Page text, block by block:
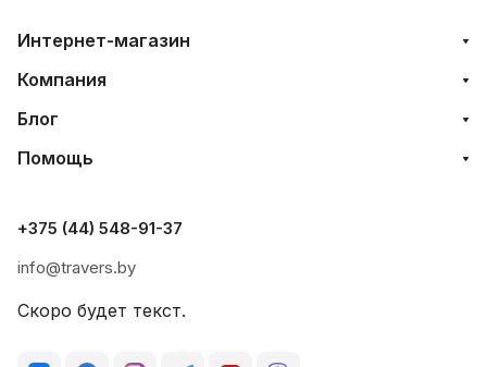
Интернет-магазин
Компания
Блог
Помощь
+375 (44) 548-91-37
info@travers.by
Скоро будет текст.